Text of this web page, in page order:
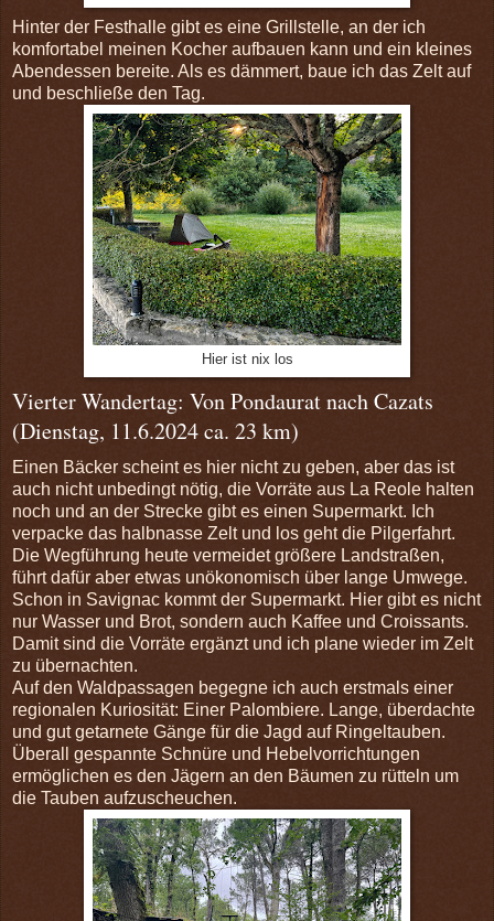
Hinter der Festhalle gibt es eine Grillstelle, an der ich
komfortabel meinen Kocher aufbauen kann und ein kleines
Abendessen bereite. Als es dämmert, baue ich das Zelt auf
und beschließe den Tag.
Hier ist nix los
Vierter Wandertag: Von Pondaurat nach Cazats
(Dienstag, 11.6.2024 ca. 23 km)
Einen Bäcker scheint es hier nicht zu geben, aber das ist
auch nicht unbedingt nötig, die Vorräte aus La Reole halten
noch und an der Strecke gibt es einen Supermarkt. Ich
verpacke das halbnasse Zelt und los geht die Pilgerfahrt.
Die Wegführung heute vermeidet größere Landstraßen,
führt dafür aber etwas unökonomisch über lange Umwege.
Schon in Savignac kommt der Supermarkt. Hier gibt es nicht
nur Wasser und Brot, sondern auch Kaffee und Croissants.
Damit sind die Vorräte ergänzt und ich plane wieder im Zelt
zu übernachten.
Auf den Waldpassagen begegne ich auch erstmals einer
regionalen Kuriosität: Einer Palombiere. Lange, überdachte
und gut getarnete Gänge für die Jagd auf Ringeltauben.
Überall gespannte Schnüre und Hebelvorrichtungen
ermöglichen es den Jägern an den Bäumen zu rütteln um
die Tauben aufzuscheuchen.